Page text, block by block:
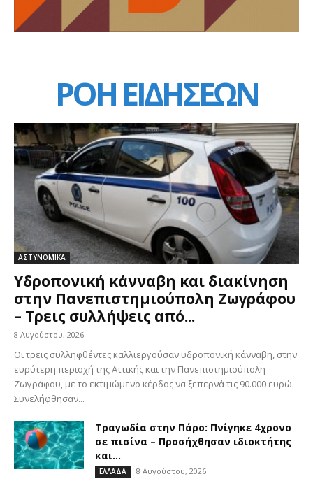
ΡΟΗ ΕΙΔΗΣΕΩΝ
ΑΣΤΥΝΟΜΙΚΑ
Υδροπονική κάνναβη και διακίνηση
στην Πανεπιστημιούπολη Ζωγράφου
– Τρεις συλλήψεις από...
8 Αυγούστου, 2026
Οι τρεις συλληφθέντες καλλιεργούσαν υδροπονική κάνναβη, στην
ευρύτερη περιοχή της Αττικής και την Πανεπιστημιούπολη
Ζωγράφου, με το εκτιμώμενο κέρδος να ξεπερνά τις 90.000 ευρώ.
Συνελήφθησαν...
Τραγωδία στην Πάρο: Πνίγηκε 4χρονο
σε πισίνα – Προσήχθησαν ιδιοκτήτης
και...
ΕΛΛΑΔΑ 8 Αυγούστου, 2026